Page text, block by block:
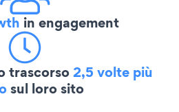
in engagement
trascorso2,5 volte più
sul loro sito